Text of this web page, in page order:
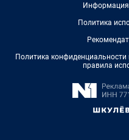
Информация
Политика
Политика
правила